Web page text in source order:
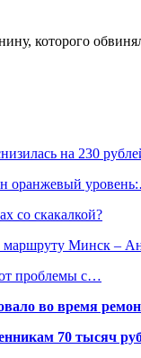
которого
на 230
оранжевый
со скакалкой?
маршруту Минск –
проблемы с…
во время
70 тысяч